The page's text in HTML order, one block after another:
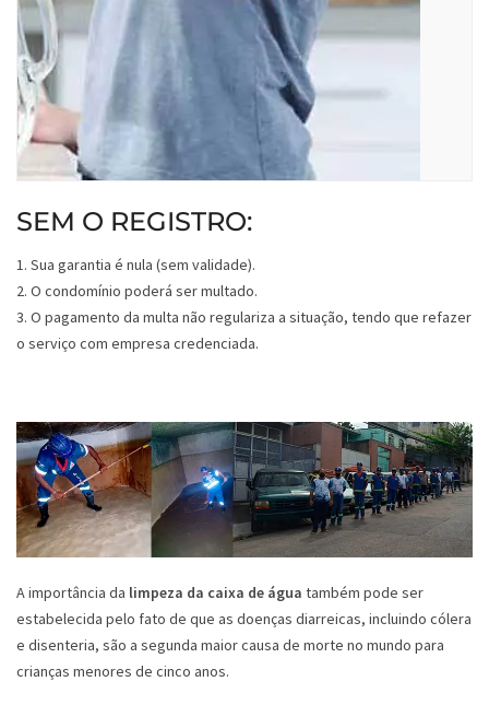
SEM O REGISTRO:
1. Sua garantia é nula (sem validade).
2. O condomínio poderá ser multado.
3. O pagamento da multa não regulariza a situação, tendo que refazer
o serviço com empresa credenciada.
A importância da limpeza da caixa de água também pode ser
estabelecida pelo fato de que as doenças diarreicas, incluindo cólera
e disenteria, são a segunda maior causa de morte no mundo para
crianças menores de cinco anos.